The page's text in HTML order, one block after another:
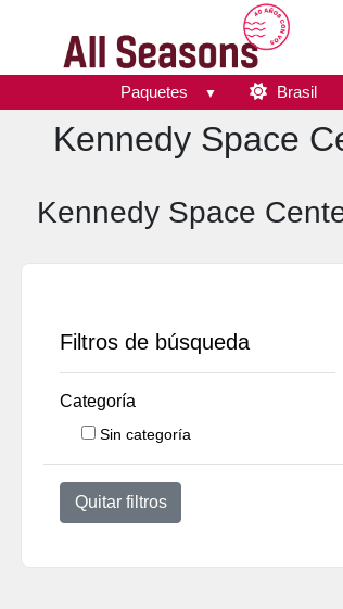
Paquetes Brasil
Kennedy Space
Kennedy Space
Filtros de búsqueda
Categoría
Sin categoría
Quitar filtros